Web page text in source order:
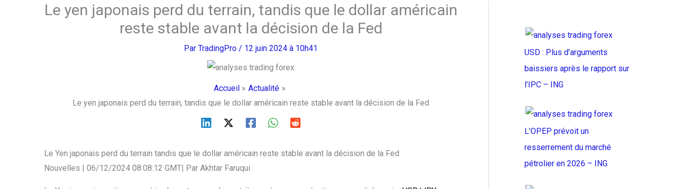
Le yen japonais perd du terrain, tandis que le dollar américain
reste stable avant la décision de la Fed
ParTradingPro / 12 juin 2024 à 10h41
Accueil
Actualité
Le yen japonais perd du terrain, tandis que le dollar américain reste stable avant la décision de la Fed
Le Yen japonais perd du terrain tandis que le dollar américain reste stable avant la décision de la Fed
Nouvelles | 06/12/2024 08:08:12 GMT| Par Akhtar Faruqui
USD : Plus d’arguments
baissiers après le rapport sur
l’IPC – ING
L’OPEP prévoit un
resserrement du marché
pétrolier en 2026 – ING